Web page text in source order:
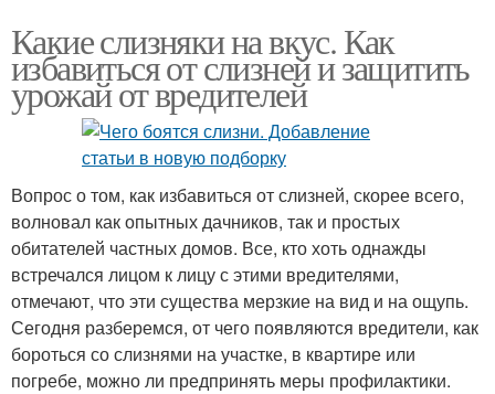
Какие слизняки на вкус. Как
избавиться от слизней и защитить
урожай от вредителей
Вопрос о том, как избавиться от слизней, скорее всего,
волновал как опытных дачников, так и простых
обитателей частных домов. Все, кто хоть однажды
встречался лицом к лицу с этими вредителями,
отмечают, что эти существа мерзкие на вид и на ощупь.
Сегодня разберемся, от чего появляются вредители, как
бороться со слизнями на участке, в квартире или
погребе, можно ли предпринять меры профилактики.